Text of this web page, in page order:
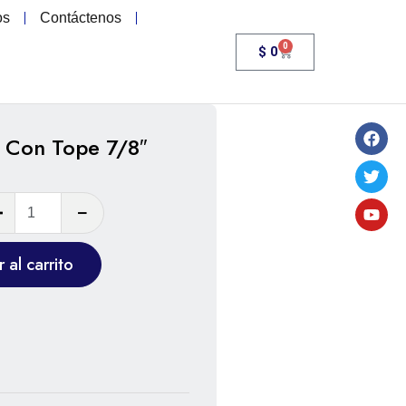
Contáctenos
$ 0 0
Tope 7/8″
al carrito